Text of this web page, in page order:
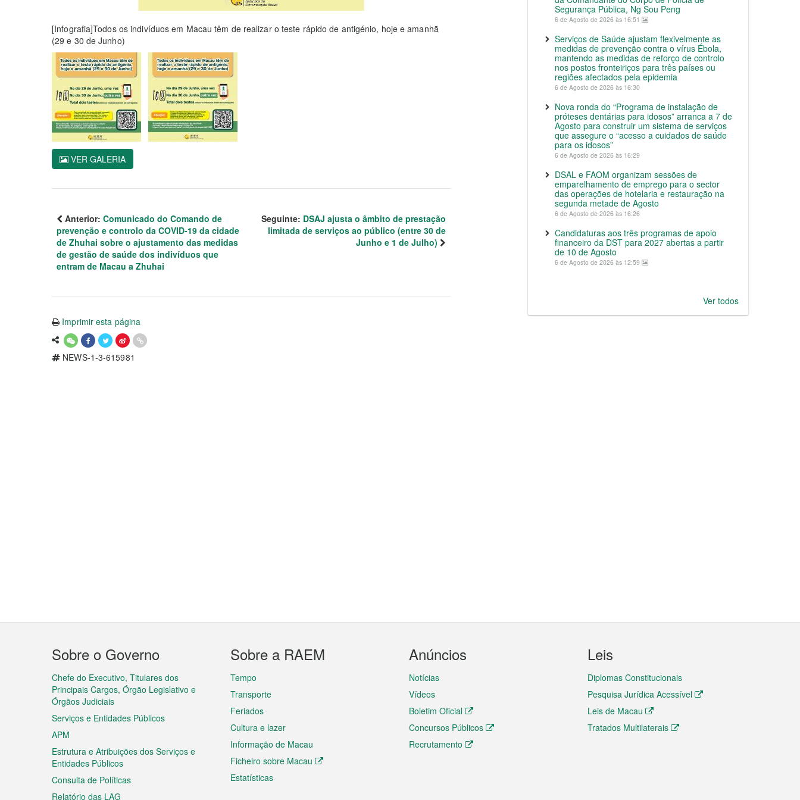
[Infografia]Todos os indivíduos em Macau têm de realizar o teste rápido de antigénio, hoje e amanhã
(29 e 30 de Junho)
VER GALERIA
Anterior: Comunicado do Comando de
prevenção e controlo da COVID-19 da cidade
de Zhuhai sobre o ajustamento das medidas
de gestão de saúde dos indivíduos que
entram de Macau a Zhuhai
Seguinte: DSAJ ajusta o âmbito de prestação
limitada de serviços ao público (entre 30 de
Junho e 1 de Julho)
Imprimir esta página
NEWS-1-3-615981
Segurança Pública, Ng Sou Peng
6 de Agosto de 2026 às 16:51
Serviços de Saúde ajustam flexivelmente as
medidas de prevenção contra o vírus Ébola,
mantendo as medidas de reforço de controlo
nos postos fronteiriços para três países ou
regiões afectados pela epidemia
6 de Agosto de 2026 às 16:30
Nova ronda do “Programa de instalação de
próteses dentárias para idosos” arranca a 7 de
Agosto para construir um sistema de serviços
que assegure o “acesso a cuidados de saúde
para os idosos”
6 de Agosto de 2026 às 16:29
DSAL e FAOM organizam sessões de
emparelhamento de emprego para o sector
das operações de hotelaria e restauração na
segunda metade de Agosto
6 de Agosto de 2026 às 16:26
Candidaturas aos três programas de apoio
financeiro da DST para 2027 abertas a partir
de 10 de Agosto
6 de Agosto de 2026 às 12:59
Ver todos
Menu
do
rodapé
Sobre o Governo
Chefe do Executivo, Titulares dos
Principais Cargos, Órgão Legislativo e
Órgãos Judiciais
Serviços e Entidades Públicos
APM
Estrutura e Atribuições dos Serviços e
Entidades Públicos
Consulta de Políticas
Relatório das LAG
Sobre a RAEM
Tempo
Transporte
Feriados
Cultura e lazer
Informação de Macau
Ficheiro sobre Macau
Estatísticas
Anúncios
Notícias
Vídeos
Boletim Oficial
Concursos Públicos
Recrutamento
Leis
Diplomas Constitucionais
Pesquisa Jurídica Acessível
Leis de Macau
Tratados Multilaterais